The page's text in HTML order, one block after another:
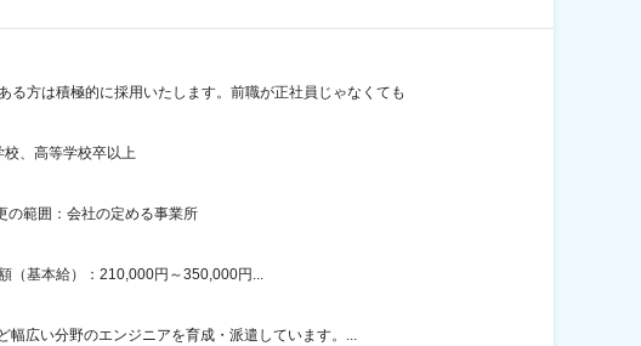
る方は積極的に採用いたします。前職が正社員じゃなくても
校、高等学校卒以上
の範囲：会社の定める事業所
（基本給）：210,000円～350,000円...
広い分野のエンジニアを育成・派遣しています。...